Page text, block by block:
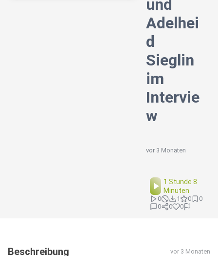
und
Adelhei
d
Sieglin
im
Intervie
w
vor 3 Monaten
1 Stunde 8
Minuten
0 1 0
0
0
0 0
Beschreibung vor 3 Monaten